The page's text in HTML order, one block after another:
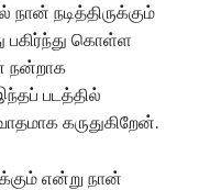
நான் நடித்திருக்கும்
பகிர்ந்து கொள்ள
நன்றாக
படத்தில்
கருதுகிறேன்.‌
என்று நான்